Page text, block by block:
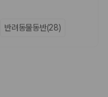
자차의 면책금과 보상 한
반려동물동반(28)